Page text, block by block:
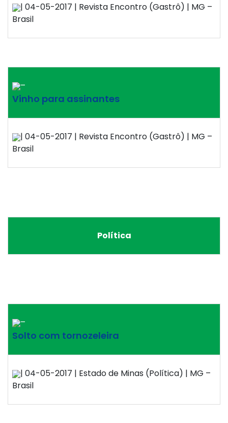
| 04-05-2017 | Revista Encontro (Gastrô) | MG –
Brasil
–
Vinho para assinantes
| 04-05-2017 | Revista Encontro (Gastrô) | MG –
Brasil
Política
–
Solto com tornozeleira
| 04-05-2017 | Estado de Minas (Política) | MG –
Brasil